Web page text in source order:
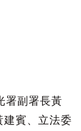
署副署長黃
建賓、立法委